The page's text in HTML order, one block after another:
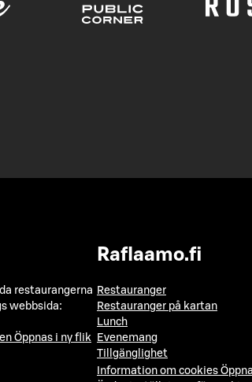
restaurangerna
webbsida:
Öppnas i ny flik
Raflaamo.fi
Restauranger
Restauranger på kartan
Lunch
Evenemang
Tillgänglighet
Information om cookies